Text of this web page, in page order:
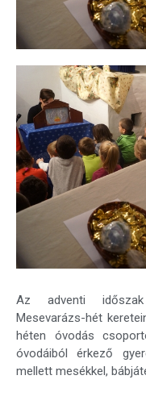
Az adventi
Mesevarázs-hét
héten óvodás
óvodáiból érkező
mellett mesékkel,